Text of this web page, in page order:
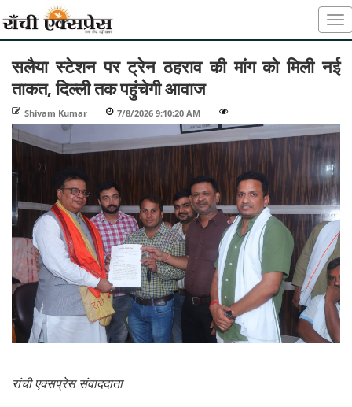
सलैया स्टेशन पर ट्रेन ठहराव की मांग को मिली नई
ताकत, दिल्ली तक पहुंचेगी आवाज
Shivam Kumar 7/8/2026 9:10:20 AM
रांची एक्सप्रेस संवाददाता